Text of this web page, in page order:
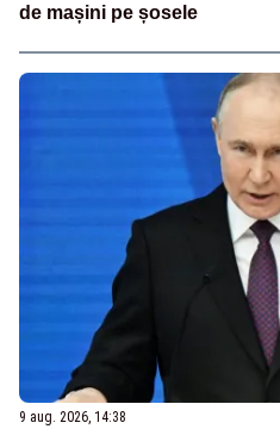
de mașini pe șosele
9 aug. 2026, 14:38